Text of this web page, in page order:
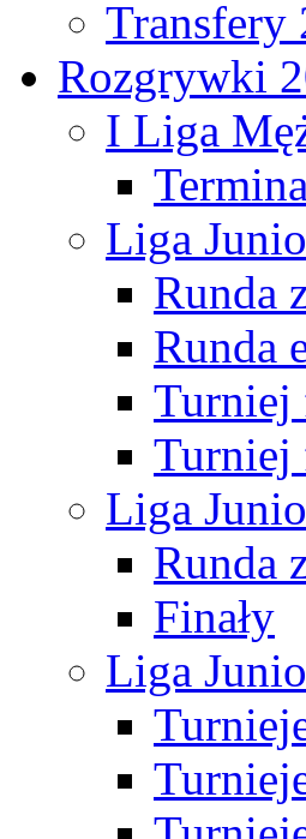
Transfery
Rozgrywki
I Liga
Liga
Runda
Runda
Turniej
Turniej
Liga
Runda
Finały
Liga